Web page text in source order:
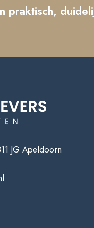
praktisch,
JG Apeldoorn